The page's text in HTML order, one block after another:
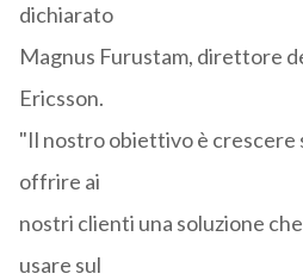
dichiarato
Magnus Furustam, direttore
Ericsson.
"Il nostro obiettivo è crescere
offrire ai
nostri clienti una soluzione
usare sul